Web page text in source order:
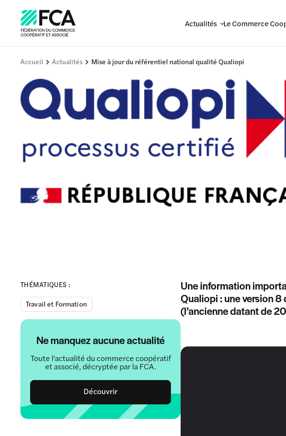
Actualités Le Commerce
Accueil Actualités Mise à jour du référentiel national qualité Qualiopi
THÉMATIQUES :
Travail et Formation
Ne manquez aucune actualité
Toute l'actualité du commerce coopératif
et associé, décryptée par la FCA.
Découvrir
Une information
Qualiopi : une version
(l’ancienne datant de